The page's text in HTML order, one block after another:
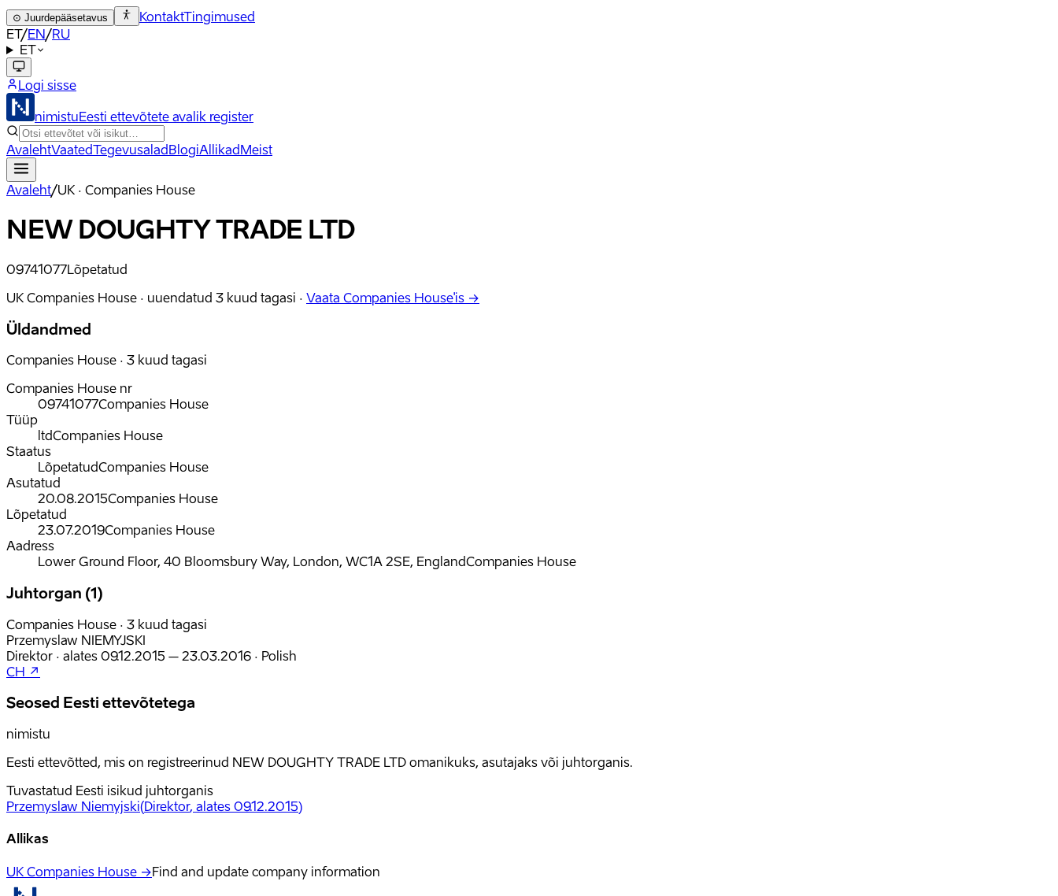
⊙ Juurdepääsetavus KontaktTingimused
ET/EN/RU
ET
Logi sisse
nimistuEesti ettevõtete avalik register
AvalehtVaatedTegevusaladBlogiAllikadMeist
Avaleht/UK · Companies House
NEW DOUGHTY TRADE LTD
09741077Lõpetatud
UK Companies House · uuendatud 3 kuud tagasi · Vaata Companies House'is →
Üldandmed
Companies House · 3 kuud tagasi
Companies House nr
09741077Companies House
Tüüp
ltdCompanies House
Staatus
LõpetatudCompanies House
Asutatud
20.08.2015Companies House
Lõpetatud
23.07.2019Companies House
Aadress
Lower Ground Floor, 40 Bloomsbury Way, London, WC1A 2SE, EnglandCompanies House
Juhtorgan (1)
Companies House · 3 kuud tagasi
Przemyslaw NIEMYJSKI
Direktor · alates 09.12.2015 – 23.03.2016 · Polish
CH ↗
Seosed Eesti ettevõtetega
nimistu
Eesti ettevõtted, mis on registreerinud NEW DOUGHTY TRADE LTD omanikuks, asutajaks või juhtorganis.
Tuvastatud Eesti isikud juhtorganis
Przemyslaw Niemyjski(Direktor, alates 09.12.2015)
Allikas
UK Companies House →Find and update company information